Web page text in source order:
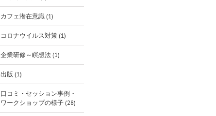
カフェ潜在意識 (1)
コロナウイルス対策 (1)
企業研修～瞑想法 (1)
出版 (1)
口コミ・セッション事例・
ワークショップの様子 (28)